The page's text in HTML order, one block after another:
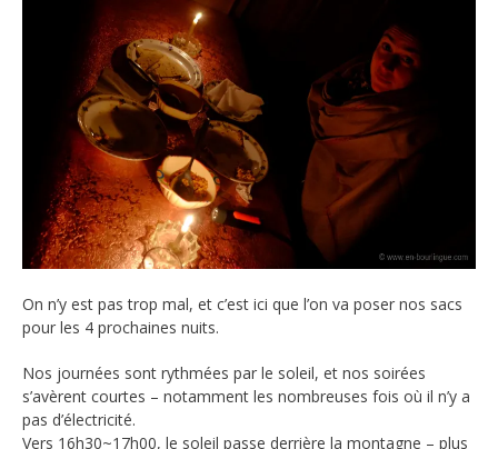
On n’y est pas trop mal, et c’est ici que l’on va poser nos sacs
pour les 4 prochaines nuits.
Nos journées sont rythmées par le soleil, et nos soirées
s’avèrent courtes – notamment les nombreuses fois où il n’y a
pas d’électricité.
Vers 16h30~17h00, le soleil passe derrière la montagne – plus